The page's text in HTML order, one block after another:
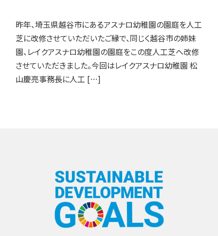
昨年、埼玉県越谷市にあるアスナロ幼稚園の園庭を人工
芝に改修させていただいたご縁で、同じく越谷市の姉妹
園、レイクアスナロ幼稚園の園庭をこの度人工芝へ改修
させていただきました。今回はレイクアスナロ幼稚園 松
山慶亮事務長に人工 […]